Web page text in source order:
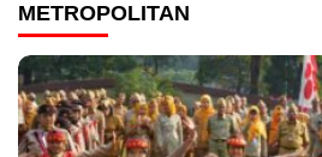
METROPOLITAN